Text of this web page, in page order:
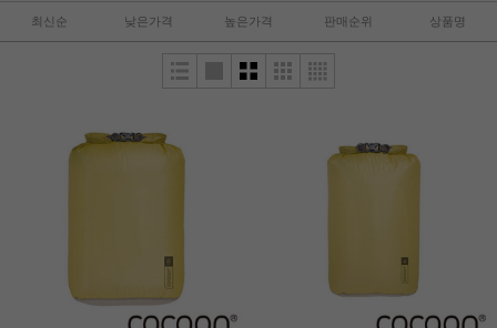
최신순 낮은가격 높은가격 판매순위 상품명